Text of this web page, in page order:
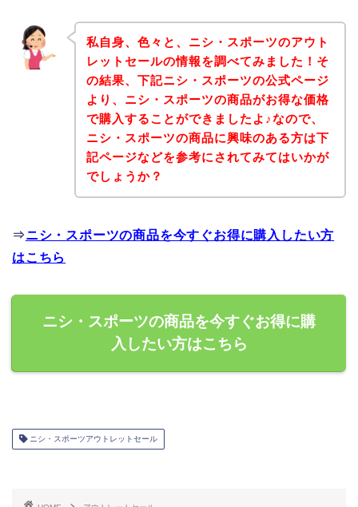
私自身、色々と、ニシ・スポーツのアウト
レットセールの情報を調べてみました！そ
の結果、下記ニシ・スポーツの公式ページ
より、ニシ・スポーツの商品がお得な価格
で購入することができましたよ♪なので、
ニシ・スポーツの商品に興味のある方は下
記ページなどを参考にされてみてはいかが
でしょうか？
⇒ニシ・スポーツの商品を今すぐお得に購入したい方
はこちら
ニシ・スポーツの商品を今すぐお得に購
入したい方はこちら
ニシ・スポーツアウトレットセール